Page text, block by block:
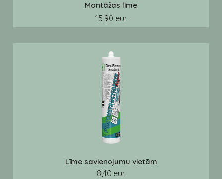
Montāžas līme
15,90 eur
Līme savienojumu vietām
8,40 eur